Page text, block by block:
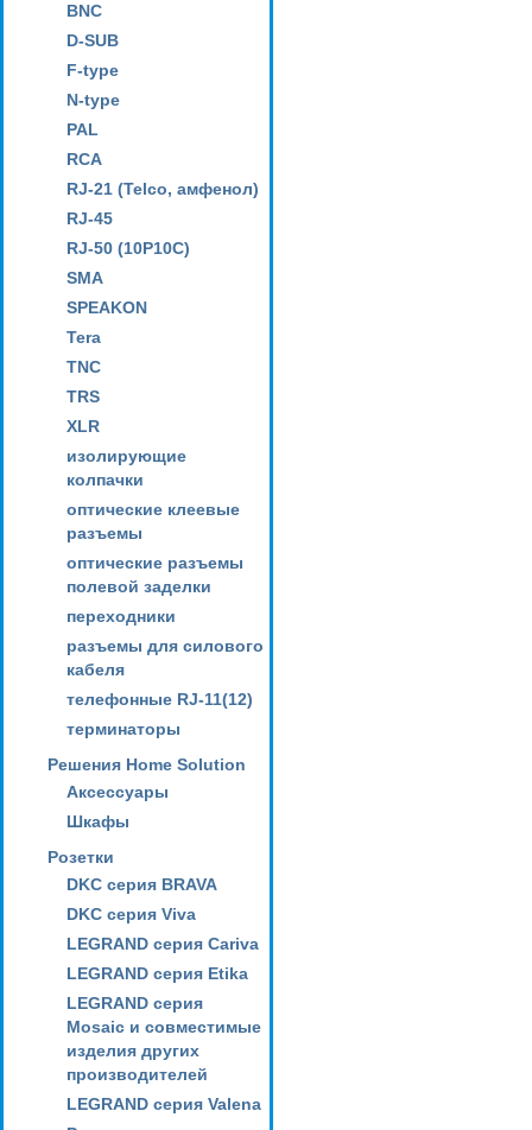
BNC
D-SUB
F-type
N-type
PAL
RCA
RJ-21 (Telco, амфенол)
RJ-45
RJ-50 (10P10C)
SMA
SPEAKON
Tera
TNC
TRS
XLR
изолирующие
колпачки
оптические клеевые
разъемы
оптические разъемы
полевой заделки
переходники
разъемы для силового
кабеля
телефонные RJ-11(12)
терминаторы
Решения Home Solution
Аксессуары
Шкафы
Розетки
DKC серия BRAVA
DKC серия Viva
LEGRAND серия Cariva
LEGRAND серия Etika
LEGRAND серия
Mosaic и совместимые
изделия других
производителей
LEGRAND серия Valena